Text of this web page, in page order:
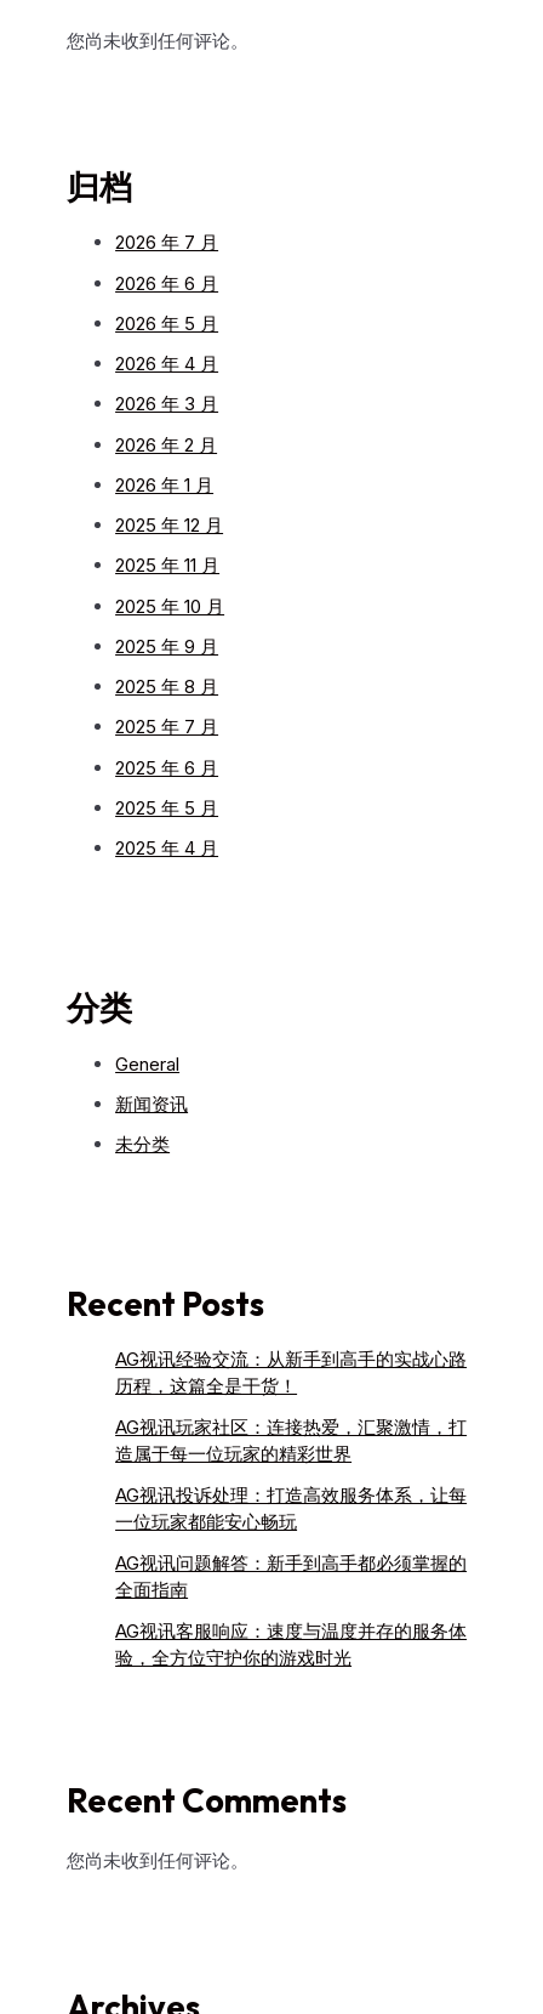
您尚未收到任何评论。
归档
2026 年 7 月
2026 年 6 月
2026 年 5 月
2026 年 4 月
2026 年 3 月
2026 年 2 月
2026 年 1 月
2025 年 12 月
2025 年 11 月
2025 年 10 月
2025 年 9 月
2025 年 8 月
2025 年 7 月
2025 年 6 月
2025 年 5 月
2025 年 4 月
分类
General
新闻资讯
未分类
Recent Posts
AG视讯经验交流：从新手到高手的实战心路
历程，这篇全是干货！
AG视讯玩家社区：连接热爱，汇聚激情，打
造属于每一位玩家的精彩世界
AG视讯投诉处理：打造高效服务体系，让每
一位玩家都能安心畅玩
AG视讯问题解答：新手到高手都必须掌握的
全面指南
AG视讯客服响应：速度与温度并存的服务体
验，全方位守护你的游戏时光
Recent Comments
您尚未收到任何评论。